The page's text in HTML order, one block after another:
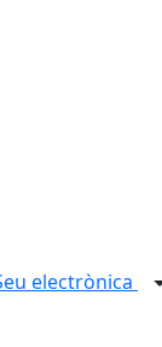
electrònica